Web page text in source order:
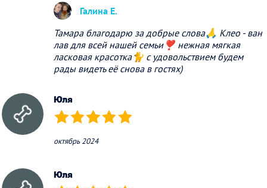
Галина Е.
Тамара благодарю за добрые слова🙏 Клео - ван
лав для всей нашей семьи❣️ нежная мягкая
ласковая красотка🐈 с удовольствием будем
рады видеть её снова в гостях)
Юля
(*) (*) (*) (*) (*)
октябрь 2024
Юля